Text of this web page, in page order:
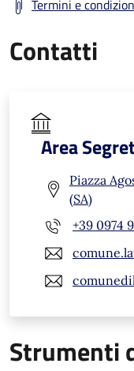
Termini e
Contatti
Area
Piazza
(SA)
+39 0974
Strumenti